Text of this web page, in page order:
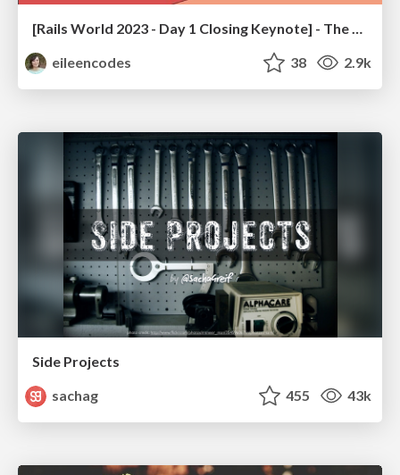
[Rails World 2023 - Day 1 Closing Keynote] - The Magic of Rails
eileencodes
38 2.9k
Side Projects
sachag
455 43k